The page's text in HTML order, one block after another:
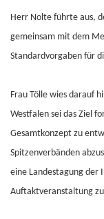
Herr Nolte führte aus,
gemeinsam mit dem
Standardvorgaben für
Frau Tölle wies darauf
Westfalen sei das Ziel
Gesamtkonzept zu
Spitzenverbänden
eine Landestagung der
Auftaktveranstaltung